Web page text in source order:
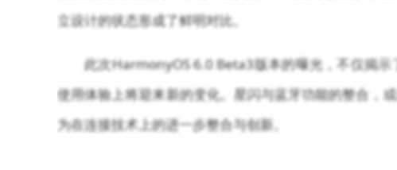
立设计的状态形成了鲜明对比。
此次HarmonyOS 6.0 Beta3版本的曝光，不仅揭
使用体验上将迎来新的变化。星闪与蓝牙功能的整合，
为在连接技术上的进一步整合与创新。